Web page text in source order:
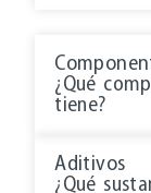
¿Qué
tiene?
Aditivos
¿Qué